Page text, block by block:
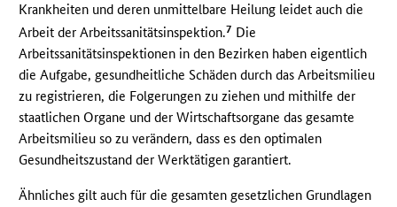
Krankheiten und deren unmittelbare Heilung leidet auch die
Arbeit der Arbeitssanitätsinspektion.7 Die
Arbeitssanitätsinspektionen in den Bezirken haben eigentlich
die Aufgabe, gesundheitliche Schäden durch das Arbeitsmilieu
zu registrieren, die Folgerungen zu ziehen und mithilfe der
staatlichen Organe und der Wirtschaftsorgane das gesamte
Arbeitsmilieu so zu verändern, dass es den optimalen
Gesundheitszustand der Werktätigen garantiert.
Ähnliches gilt auch für die gesamten gesetzlichen Grundlagen